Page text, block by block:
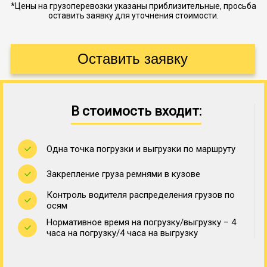
*Цены на грузоперевозки указаны приблизительные, просьба
оставить заявку для уточнения стоимости.
В стоимость входит:
Одна точка погрузки и выгрузки по маршруту
Закрепление груза ремнями в кузове
Контроль водителя распределения грузов по
осям
Нормативное время на погрузку/выгрузку – 4
часа на погрузку/4 часа на выгрузку